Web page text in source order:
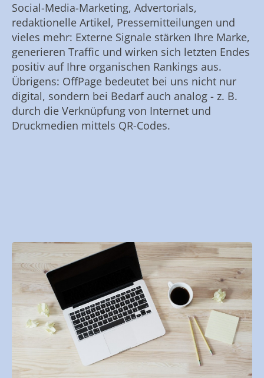
Social-Media-Marketing, Advertorials,
redaktionelle Artikel, Pressemitteilungen und
vieles mehr: Externe Signale stärken Ihre Marke,
generieren Traffic und wirken sich letzten Endes
positiv auf Ihre organischen Rankings aus.
Übrigens: OffPage bedeutet bei uns nicht nur
digital, sondern bei Bedarf auch analog - z. B.
durch die Verknüpfung von Internet und
Druckmedien mittels QR-Codes.